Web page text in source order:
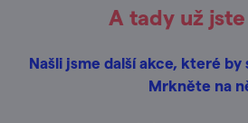
A tady už
Našli jsme další akce, které by
Mrkněte na